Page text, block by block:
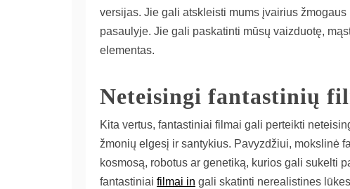
versijas. Jie gali atskleisti mums įvairius
pasaulyje. Jie gali paskatinti mūsų vaizduotę,
elementas.
Neteisingi fantastinių
Kita vertus, fantastiniai filmai gali perteikti
žmonių elgesį ir santykius. Pavyzdžiui, mokslinė
kosmosą, robotus ar genetiką, kurios gali sukelti
fantastiniai filmai in gali skatinti nerealistines